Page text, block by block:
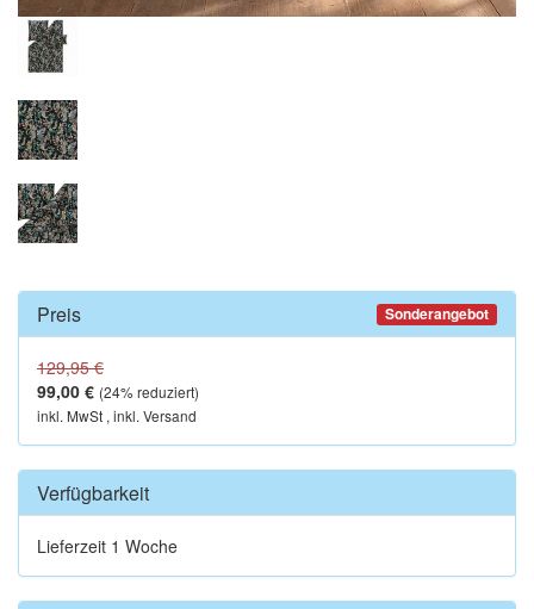
Preis Sonderangebot
129,95 €
99,00 € (24% reduziert)
inkl. MwSt , inkl. Versand
Verfügbarkeit
Lieferzeit 1 Woche